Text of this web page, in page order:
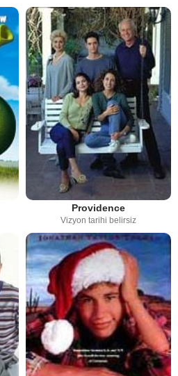
Providence
Vizyon tarihi belirsiz